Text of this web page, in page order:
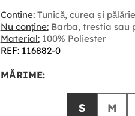
Conține:Tunică, curea și pălărie
Nu conține:Barba, trestia sau
Material:100% Poliester
REF: 116882-0
MĂRIME:
S M